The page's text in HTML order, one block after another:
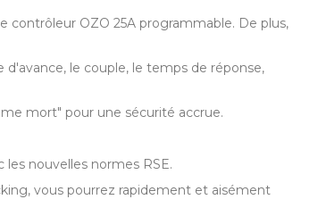
OZO 25A programmable. De plus,
le couple, le temps de réponse,
mort" pour une sécurité accrue.
nouvelles normes RSE.
vous pourrez rapidement et aisément